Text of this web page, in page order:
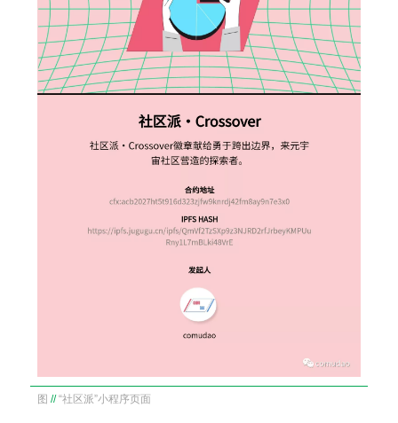
图 // “社区派”小程序页面